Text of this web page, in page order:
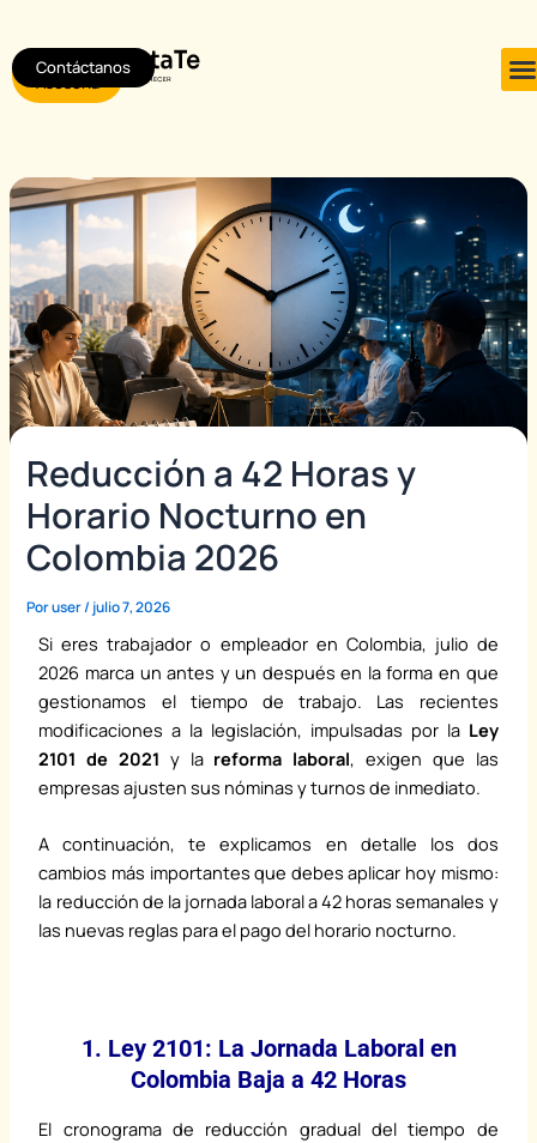
contenido
Agendar
Asesoría
Contáctanos
Reducción a 42 Horas y
Horario Nocturno en
Colombia 2026
Poruser/ julio 7, 2026
Si eres trabajador o empleador en Colombia, julio de
2026 marca un antes y un después en la forma en que
gestionamos el tiempo de trabajo. Las recientes
modificaciones a la legislación, impulsadas por la Ley
2101 de 2021 y la reforma laboral, exigen que las
empresas ajusten sus nóminas y turnos de inmediato.
A continuación, te explicamos en detalle los dos
cambios más importantes que debes aplicar hoy mismo:
la reducción de la jornada laboral a 42 horas semanales y
las nuevas reglas para el pago del horario nocturno.
1. Ley 2101: La Jornada Laboral en
Colombia Baja a 42 Horas
El cronograma de reducción gradual del tiempo de
navigation